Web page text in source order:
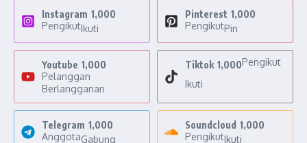
Instagram 1,000
PengikutIkuti
Pinterest 1,000
PengikutPin
Youtube 1,000
Pelanggan
Berlangganan
Tiktok 1,000Pengikut
Ikuti
Telegram 1,000
AnggotaGabung
Soundcloud 1,000
PengikutIkuti